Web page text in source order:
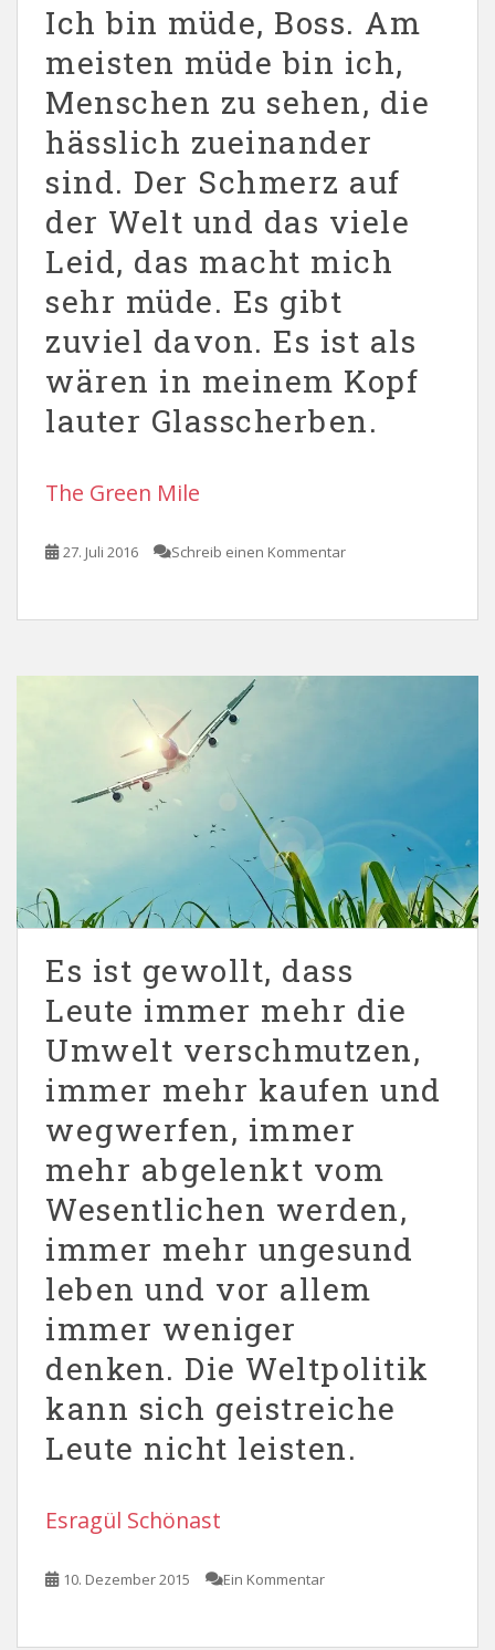
Ich bin müde, Boss. Am
meisten müde bin ich,
Menschen zu sehen, die
hässlich zueinander
sind. Der Schmerz auf
der Welt und das viele
Leid, das macht mich
sehr müde. Es gibt
zuviel davon. Es ist als
wären in meinem Kopf
lauter Glasscherben.
The Green Mile
27. Juli 2016 Schreib einen Kommentar
Es ist gewollt, dass
Leute immer mehr die
Umwelt verschmutzen,
immer mehr kaufen und
wegwerfen, immer
mehr abgelenkt vom
Wesentlichen werden,
immer mehr ungesund
leben und vor allem
immer weniger
denken. Die Weltpolitik
kann sich geistreiche
Leute nicht leisten.
Esragül Schönast
10. Dezember 2015 Ein Kommentar